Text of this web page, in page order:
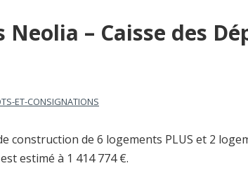
– Caisse des
ET-CONSIGNATIONS
construction de 6 logements PLUS et 2
estimé à 1 414 774 €.